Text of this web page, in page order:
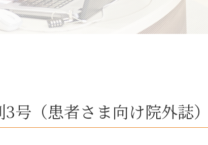
号（患者さま向け院外誌）